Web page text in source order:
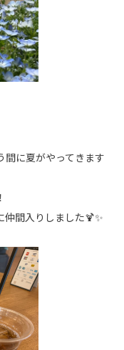
間に夏がやってきます
間入りしました🍹✨